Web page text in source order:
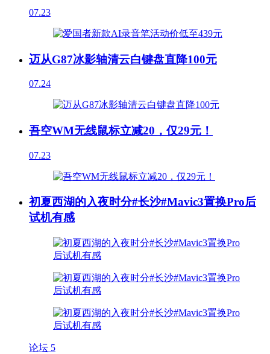
07.23
迈从G87冰影轴清云白键盘直降100元
07.24
吾空WM无线鼠标立减20，仅29元！
07.23
初夏西湖的入夜时分#长沙#Mavic3置换Pro后
试机有感
论坛 5